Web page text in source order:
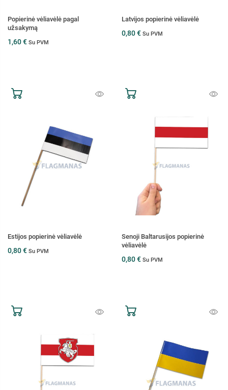
Popierinė vėliavėlė pagal
užsakymą
1,60 € Su PVM
Latvijos popierinė vėliavėlė
0,80 € Su PVM
Estijos popierinė vėliavėlė
0,80 € Su PVM
Senoji Baltarusijos popierinė
vėliavėlė
0,80 € Su PVM